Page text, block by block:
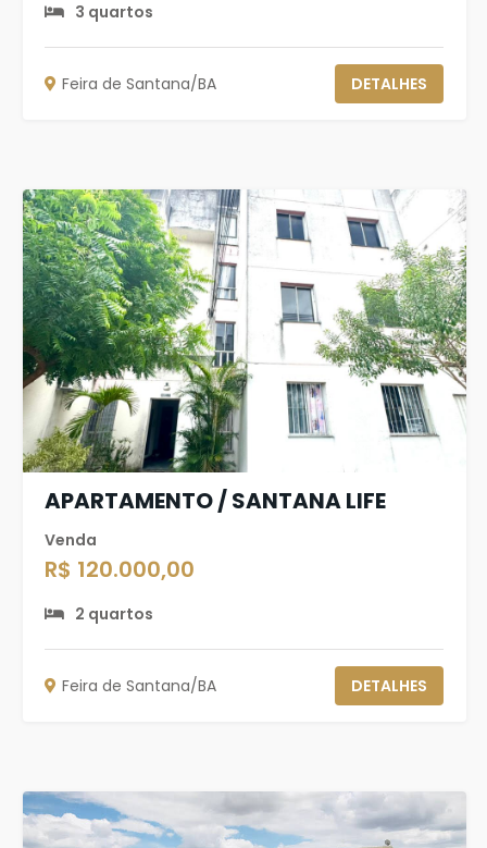
3 quartos
Feira de Santana/BA DETALHES
APARTAMENTO / SANTANA LIFE
Venda
R$ 120.000,00
2 quartos
Feira de Santana/BA DETALHES